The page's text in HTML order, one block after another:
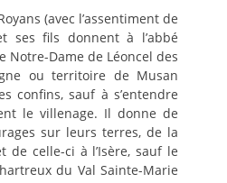
(avec l’assentiment de
ses fils donnent à l’abbé
Notre-Dame de Léoncel des
ou territoire de Musan
confins, sauf à s’entendre
le villenage. Il donne de
sur leurs terres, de la
de celle-ci à l’Isère, sauf le
du Val Sainte-Marie